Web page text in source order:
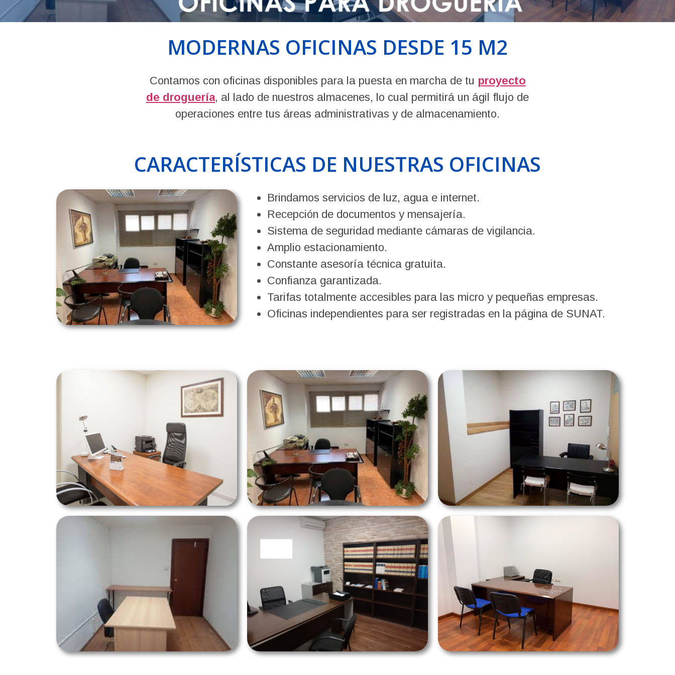
MODERNAS OFICINAS DESDE 15 M2
Contamos con oficinas disponibles para la puesta en marcha de tu proyecto
de droguería, al lado de nuestros almacenes, lo cual permitirá un ágil flujo de
operaciones entre tus áreas administrativas y de almacenamiento.
CARACTERÍSTICAS DE NUESTRAS OFICINAS
Brindamos servicios de luz, agua e internet.
Recepción de documentos y mensajería.
Sistema de seguridad mediante cámaras de vigilancia.
Amplio estacionamiento.
Constante asesoría técnica gratuita.
Confianza garantizada.
Tarifas totalmente accesibles para las micro y pequeñas empresas.
Oficinas independientes para ser registradas en la página de SUNAT.